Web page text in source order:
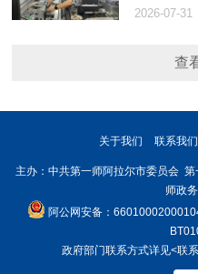
了大保养。
2026-07-31
查
关于我们 联系我们
主办：中共第一师阿拉尔市委员会
师政
阿公网安备：
政府部门联系方式详见<联